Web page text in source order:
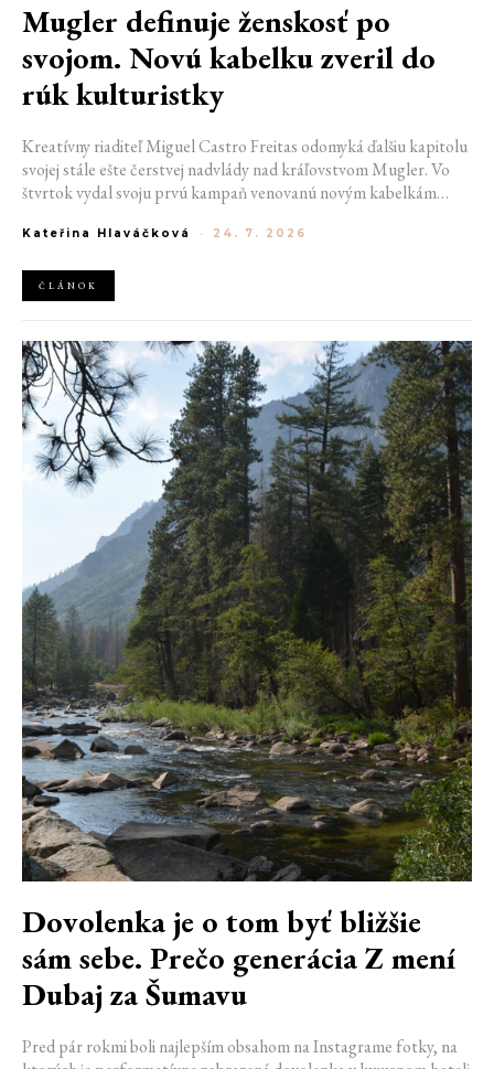
Mugler definuje ženskosť po
svojom. Novú kabelku zveril do
rúk kulturistky
Kreatívny riaditeľ Miguel Castro Freitas odomyká ďalšiu kapitolu
svojej stále ešte čerstvej nadvlády nad kráľovstvom Mugler. Vo
štvrtok vydal svoju prvú kampaň venovanú novým kabelkám
návrhár do módneho domu prišiel. Umne kombinuje výrazy
podobu ženskosti.
Kateřina Hlaváčková - 24. 7. 2026
ČLÁNOK
Dovolenka je o tom byť bližšie
sám sebe. Prečo generácia Z mení
Dubaj za Šumavu
Pred pár rokmi boli najlepším obsahom na Instagrame fotky, na